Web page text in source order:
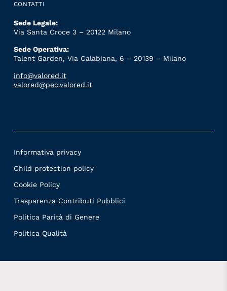
CONTATTI
Sede Legale:
Via Santa Croce 3 – 20122 Milano
Sede Operativa:
Talent Garden, Via Calabiana, 6 – 20139 – Milano
info@valored.it
valored@pec.valored.it
Informativa privacy
Child protection policy
Cookie Policy
Trasparenza Contributi Pubblici
Politica Parità di Genere
Politica Qualità